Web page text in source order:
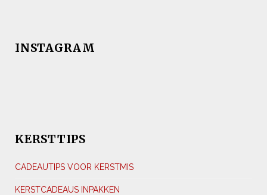
INSTAGRAM
KERSTTIPS
CADEAUTIPS VOOR KERSTMIS
KERSTCADEAUS INPAKKEN